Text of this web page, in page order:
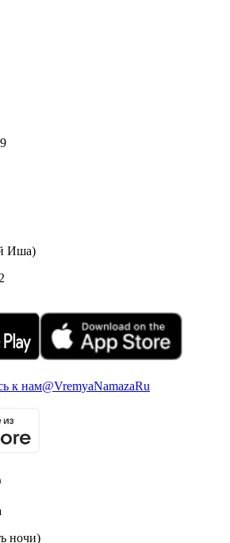
Иша)
к нам@VremyaNamazaRu
ночи)